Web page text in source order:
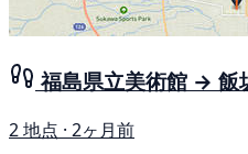
福島県立美術館 → 飯
2 地点 · 2ヶ月前